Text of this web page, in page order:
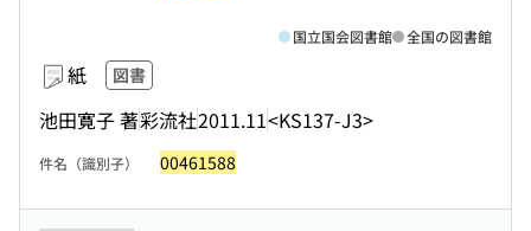
紙 図書
池田寛子 著彩流社2011.11<KS137-J3>
国立国会図書館 全国の図書館
件名（識別子） 00461588